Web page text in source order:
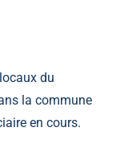
du
la commune
en cours.